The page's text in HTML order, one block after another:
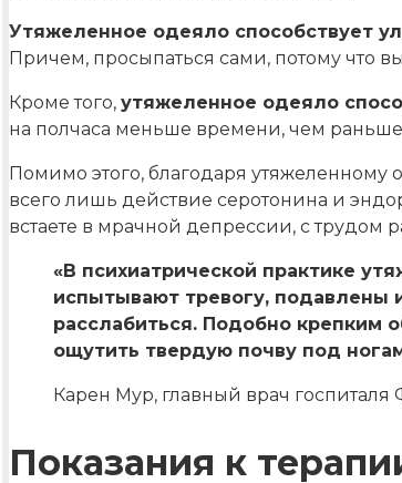
Утяжеленное одеяло способствует
Причем, просыпаться сами, потому что
Кроме того, утяжеленное одеяло
на полчаса меньше времени, чем раньше
Помимо этого, благодаря утяжеленному
всего лишь действие серотонина и
встаете в мрачной депрессии, с трудом
«В психиатрической практике
испытывают тревогу, подавлены
расслабиться. Подобно крепким
ощутить твердую почву под
Карен Мур, главный врач
Показания к